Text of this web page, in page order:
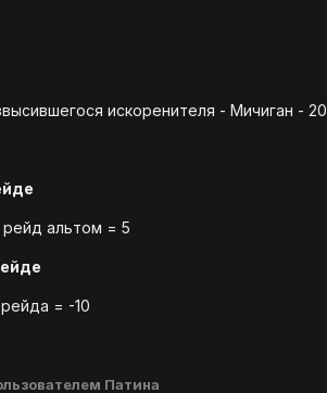
искоренителя - Мичиган - 20
альтом = 5
= -10
Патина